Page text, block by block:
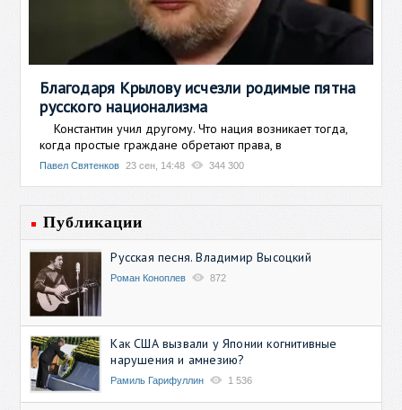
Благодаря Крылову исчезли родимые пятна
русского национализма
Константин учил другому. Что нация возникает тогда,
когда простые граждане обретают права, в
Павел Святенков 23 сен, 14:48 344 300
Публикации
Русская песня. Владимир Высоцкий
Роман Коноплев 872
Как США вызвали у Японии когнитивные
нарушения и амнезию?
Рамиль Гарифуллин 1 536